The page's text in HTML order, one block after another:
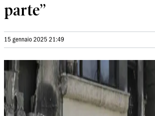
parte”
15 gennaio 2025 21:49